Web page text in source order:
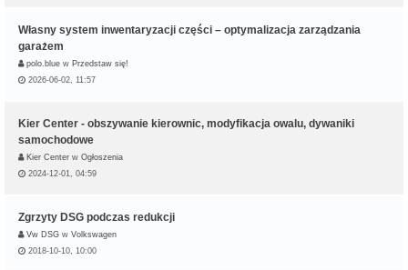
Własny system inwentaryzacji części – optymalizacja zarządzania
garażem
polo.blue w Przedstaw się!
2026-06-02, 11:57
Kier Center - obszywanie kierownic, modyfikacja owalu, dywaniki
samochodowe
Kier Center w Ogłoszenia
2024-12-01, 04:59
Zgrzyty DSG podczas redukcji
Vw DSG w Volkswagen
2018-10-10, 10:00